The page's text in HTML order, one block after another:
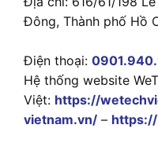
Đông, Thành phố Hồ
Điện thoại:
Hệ thống website
Việt: https://
vietnam.vn/ –